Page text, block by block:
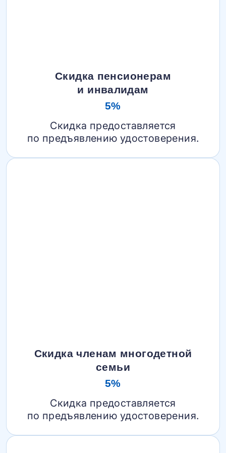
Скидка пенсионерам
и инвалидам
5%
Скидка предоставляется
по предъявлению удостоверения.
Скидка членам многодетной
семьи
5%
Скидка предоставляется
по предъявлению удостоверения.